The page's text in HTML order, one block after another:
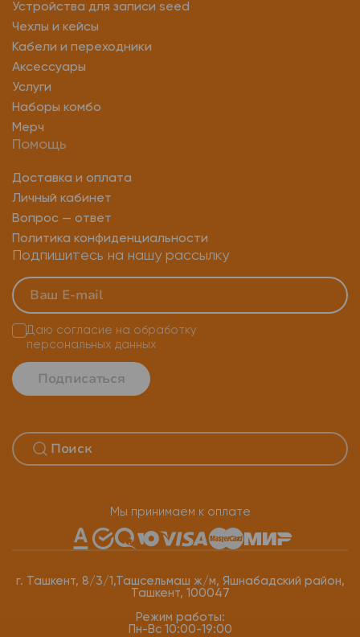
Устройства для записи seed
Чехлы и кейсы
Кабели и переходники
Аксессуары
Услуги
Наборы комбо
Мерч
Помощь
Доставка и оплата
Личный кабинет
Вопрос — ответ
Политика конфиденциальности
Подпишитесь на нашу рассылку
Подписаться
Даю согласие на обработку
персональных данных
Мы принимаем к оплате
г. Ташкент, 8/3/1,Ташсельмаш ж/м, Яшнабадский район,
Ташкент, 100047
Режим работы:
Пн-Вс 10:00-19:00